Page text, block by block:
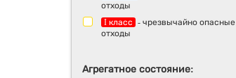
отходы
I класс - чрезвычайно опасные
отходы
Агрегатное состояние: